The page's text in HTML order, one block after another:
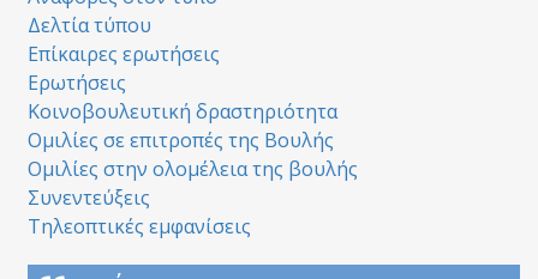
Δελτία τύπου
Επίκαιρες ερωτήσεις
Ερωτήσεις
Κοινοβουλευτική δραστηριότητα
Ομιλίες σε επιτροπές της Βουλής
Ομιλίες στην ολομέλεια της βουλής
Συνεντεύξεις
Τηλεοπτικές εμφανίσεις